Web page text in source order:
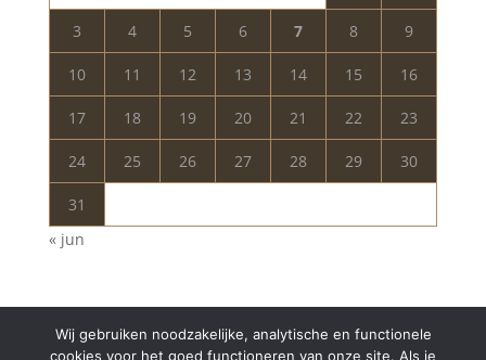
3 4 5 6 7 8 9
10 11 12 13 14 15 16
17 18 19 20 21 22 23
24 25 26 27 28 29 30
31
« jun
Wij gebruiken noodzakelijke, analytische en functionele
cookies voor het goed functioneren van onze site. Als je